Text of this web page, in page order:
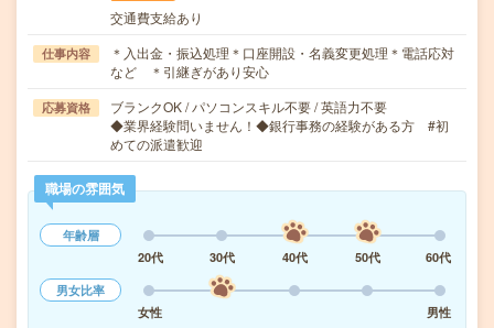
交通費支給あり
仕事内容
＊入出金・振込処理＊口座開設・名義変更処理＊電話応対
など ＊引継ぎがあり安心
応募資格
ブランクOK / パソコンスキル不要 / 英語力不要
◆業界経験問いません！◆銀行事務の経験がある方 #初
めての派遣歓迎
職場の雰囲気
年齢層
20代
30代 40代 50代
60代
男女比率
女性
男性